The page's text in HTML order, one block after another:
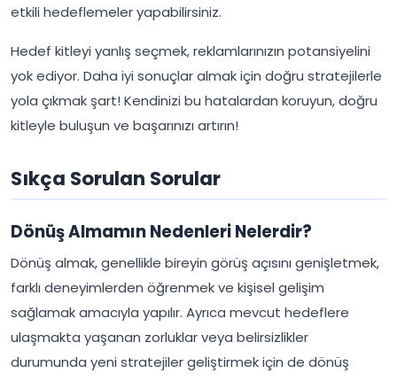
etkili hedeflemeler yapabilirsiniz.
Hedef kitleyi yanlış seçmek, reklamlarınızın potansiyelini
yok ediyor. Daha iyi sonuçlar almak için doğru stratejilerle
yola çıkmak şart! Kendinizi bu hatalardan koruyun, doğru
kitleyle buluşun ve başarınızı artırın!
Sıkça Sorulan Sorular
Dönüş Almamın Nedenleri Nelerdir?
Dönüş almak, genellikle bireyin görüş açısını genişletmek,
farklı deneyimlerden öğrenmek ve kişisel gelişim
sağlamak amacıyla yapılır. Ayrıca mevcut hedeflere
ulaşmakta yaşanan zorluklar veya belirsizlikler
durumunda yeni stratejiler geliştirmek için de dönüş